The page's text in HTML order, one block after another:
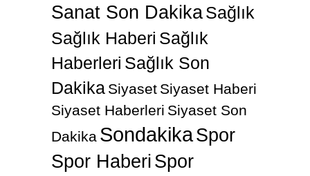
Sanat Son DakikaSağlık
Sağlık Haberi Sağlık
Haberleri Sağlık Son
Dakika Siyaset Siyaset Haberi
Siyaset Haberleri Siyaset Son
Dakika Sondakika Spor
Spor Haberi Spor